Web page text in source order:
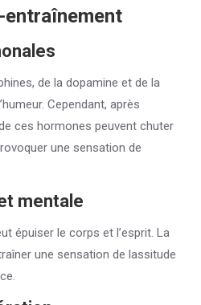
de la dopamine et de la
Cependant, après
ces hormones peuvent chuter
une sensation de
mentale
épuiser le corps et l’esprit. La
une sensation de lassitude